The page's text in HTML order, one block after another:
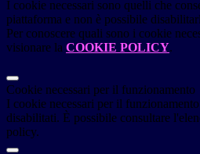
I cookie necessari sono quelli che
piattaforma e non è possibile
Per conoscere quali sono i cookie
visionare la COOKIE POLICY.
Cookie necessari per il funzionamento
I cookie necessari per il
disabilitati. È possibile consultare
policy.